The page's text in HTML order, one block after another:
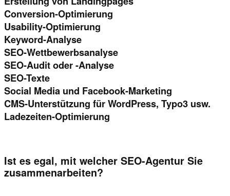
Conversion-Optimierung
Usability-Optimierung
Keyword-Analyse
SEO-Wettbewerbsanalyse
SEO-Audit oder -Analyse
SEO-Texte
Social Media und Facebook-Marketing
CMS-Unterstützung für WordPress, Typo3 usw.
Ladezeiten-Optimierung
Ist es egal, mit welcher SEO-Agentur Sie
zusammenarbeiten?